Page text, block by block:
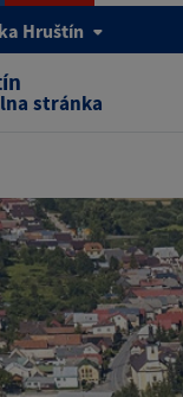
Hruštín
stránka